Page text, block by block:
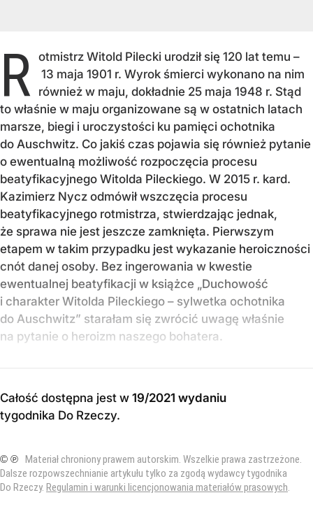
R otmistrz Witold Pilecki urodził się 120 lat temu –
13 maja 1901 r. Wyrok śmierci wykonano na nim
również w maju, dokładnie 25 maja 1948 r. Stąd
to właśnie w maju organizowane są w ostatnich latach
marsze, biegi i uroczystości ku pamięci ochotnika
do Auschwitz. Co jakiś czas pojawia się również pytanie
o ewentualną możliwość rozpoczęcia procesu
beatyfikacyjnego Witolda Pileckiego. W 2015 r. kard.
Kazimierz Nycz odmówił wszczęcia procesu
beatyfikacyjnego rotmistrza, stwierdzając jednak,
że sprawa nie jest jeszcze zamknięta. Pierwszym
etapem w takim przypadku jest wykazanie heroiczności
cnót danej osoby. Bez ingerowania w kwestie
ewentualnej beatyfikacji w książce „Duchowość
i charakter Witolda Pileckiego – sylwetka ochotnika
do Auschwitz” starałam się zwrócić uwagę właśnie
na pytanie o heroizm naszego bohatera.
Całość dostępna jest w 19/2021 wydaniu
tygodnika Do Rzeczy.
© ℗ Materiał chroniony prawem autorskim. Wszelkie prawa zastrzeżone.
Dalsze rozpowszechnianie artykułu tylko za zgodą wydawcy tygodnika
Do Rzeczy. Regulamin i warunki licencjonowania materiałów prasowych.